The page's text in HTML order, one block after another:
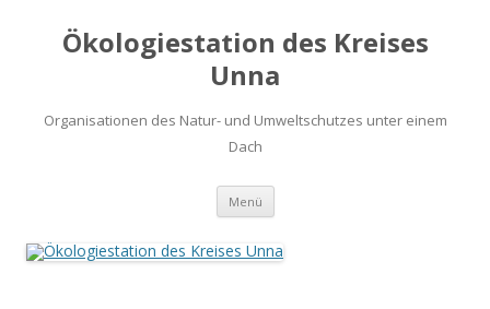
Ökologiestation des Kreises
Unna
Organisationen des Natur- und Umweltschutzes unter einem
Dach
Menü Zum
springen